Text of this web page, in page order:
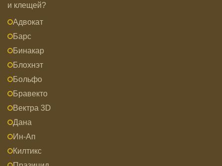
и клещей?
Адвокат
Барс
Бинакар
Блохнэт
Больфо
Бравекто
Вектра 3D
Дана
Ин-Ап
Килтикс